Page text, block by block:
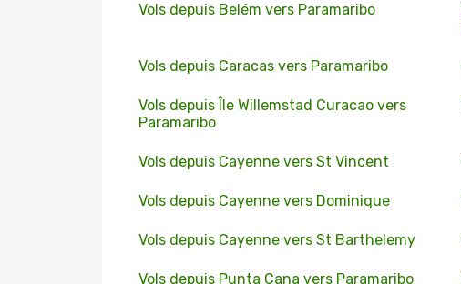
Vols depuis Belém vers Paramaribo
Vols depuis Caracas vers Paramaribo
Vols depuis Île Willemstad Curacao vers
Paramaribo
Vols depuis Cayenne vers St Vincent
Vols depuis Cayenne vers Dominique
Vols depuis Cayenne vers St Barthelemy
Vols depuis Punta Cana vers Paramaribo